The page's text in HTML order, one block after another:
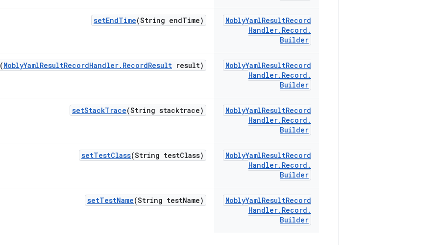
MoblyYamlResultRecord
Handler. Record .
Builder
setEndTime(String endTime)
MoblyYamlResultRecord
Handler. Record .
Builder
(MoblyYamlResultRecordHandler. RecordResult result)
MoblyYamlResultRecord
Handler. Record .
Builder
setStackTrace(String stacktrace)
MoblyYamlResultRecord
Handler. Record .
Builder
setTestClass(String testClass)
MoblyYamlResultRecord
Handler. Record .
Builder
setTestName(String testName)